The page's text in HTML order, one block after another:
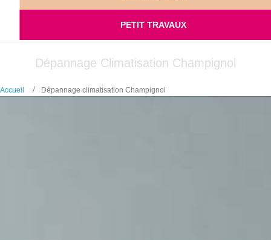
PETIT TRAVAUX
Dépannage Climatisation Champignol
Accueil Dépannage climatisation Champignol